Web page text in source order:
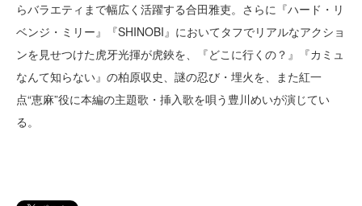
らバラエティまで幅広く活躍する合田雅吏。さらに『ハード・リ
ベンジ・ミリー』『SHINOBI』においてタフでリアルなアクショ
ンを見せつけた虎牙光揮が虎鋏を、『どこに行くの？』『カミュ
なんて知らない』の柏原収史、謎の忍び・埋火を、また紅一
点“恵麻”役に本編の主題歌・挿入歌を唄う豊川めいが演じてい
る。